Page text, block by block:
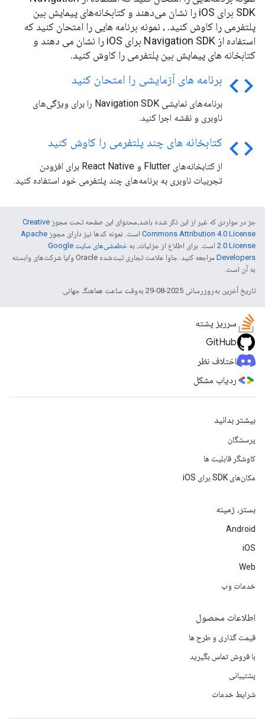
SDK برای iOS را نشان می‌دهند و کتابخانه‌های پیمایش بین
پلتفرمی را کاوش کنید. ، نمونه برنامه هایی را امتحان کنید که
استفاده از Navigation SDK برای iOS را نشان می دهند و
کتابخانه های پیمایش بین پلتفرمی را کاوش کنید.
code برنامه های آزمایشی را امتحان کنید
برنامه‌های نمایشی Navigation SDK را برای ویژگی‌های
ناوبری و نقشه اجرا کنید.
code کتابخانه های چند پلتفرمی را کاوش کنید
از کتابخانه‌های Flutter و React Native برای افزودن
تجربیات ناوبری به برنامه‌های چند پلتفرمی خود استفاده کنید.
جز در مواردی که غیر از این ذکر شده باشد،‌محتوای این صفحه تحت مجوز Creative
Commons Attribution 4.0 License است. نمونه کدها نیز دارای مجوز Apache
2.0 License است. برای اطلاع از جزئیات، به
خطمشی‌های سایت Google
Developers‏
مراجعه کنید. جاوا علامت تجاری ثبت‌شده Oracle و/یا شرکت‌های وابسته
به آن است.
تاریخ آخرین به‌روزرسانی 2025-08-29 به‌وقت ساعت هماهنگ جهانی.
سرریز پشته
GitHub
اختلاف نظر
ردیاب مشکل
بیشتر بدانید
پرسشگان
کاوشگر قابلیت ها
مکان‌های SDK برای iOS
بستر، زمینه
Android
iOS
Web
خدمات وب
اطلاعات محصول
قیمت گذاری و طرح ها
با فروش تماس بگیرید
پشتیبانی
شرایط خدمات